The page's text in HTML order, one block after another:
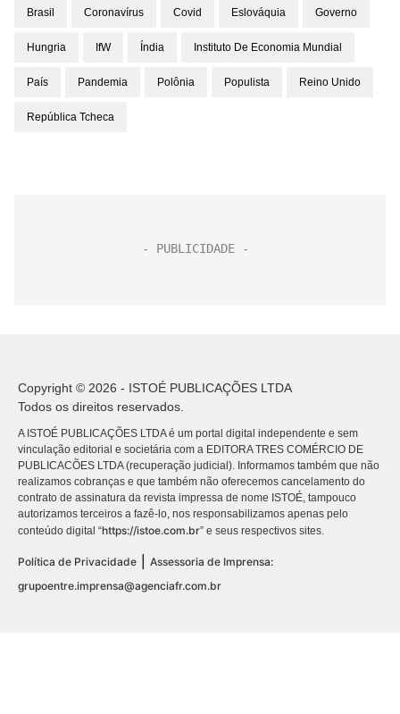
Brasil Coronavírus Covid Eslováquia Governo
Hungria IfW Índia Instituto De Economia Mundial
País Pandemia Polônia Populista Reino Unido
República Tcheca
Copyright © 2026 - ISTOÉ PUBLICAÇÕES LTDA
Todos os direitos reservados.
A ISTOÉ PUBLICAÇÕES LTDA é um portal digital independente e sem
vinculação editorial e societária com a EDITORA TRES COMÉRCIO DE
PUBLICACÕES LTDA (recuperação judicial). Informamos também que não
realizamos cobranças e que também não oferecemos cancelamento do
contrato de assinatura da revista impressa de nome ISTOÉ, tampouco
autorizamos terceiros a fazê-lo, nos responsabilizamos apenas pelo
conteúdo digital “https://istoe.com.br” e seus respectivos sites.
Política de Privacidade
Assessoria de Imprensa:
grupoentre.imprensa@agenciafr.com.br